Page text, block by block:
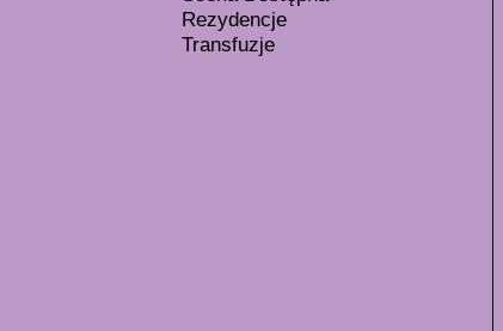
Rezydencje
Transfuzje